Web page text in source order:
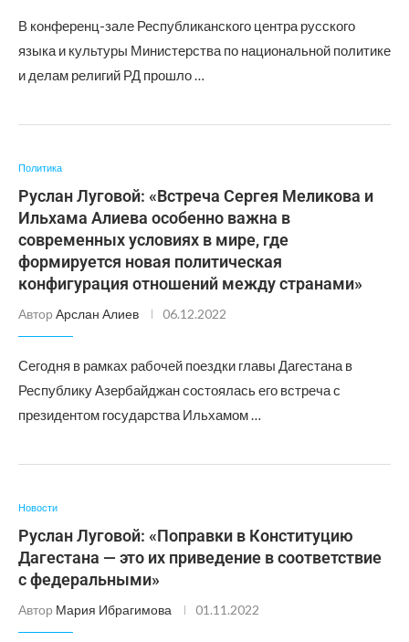
В конференц-зале Республиканского центра русского
языка и культуры Министерства по национальной политике
и делам религий РД прошло …
Политика
Руслан Луговой: «Встреча Сергея Меликова и
Ильхама Алиева особенно важна в
современных условиях в мире, где
формируется новая политическая
конфигурация отношений между странами»
Автор Арслан Алиев 06.12.2022
Сегодня в рамках рабочей поездки главы Дагестана в
Республику Азербайджан состоялась его встреча с
президентом государства Ильхамом …
Новости
Руслан Луговой: «Поправки в Конституцию
Дагестана — это их приведение в соответствие
с федеральными»
Автор Мария Ибрагимова 01.11.2022